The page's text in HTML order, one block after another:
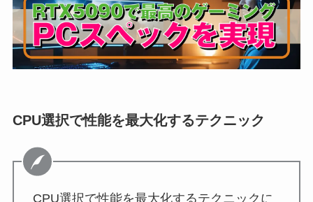
CPU選択で性能を最大化するテクニック
CPU選択で性能を最大化するテクニックに